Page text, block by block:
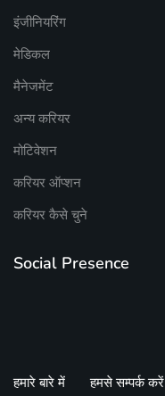
इंजीनियरिंग
मेडिकल
मैनेजमेंट
अन्य करियर
मोटिवेशन
करियर ऑप्शन
करियर कैसे चुने
Social Presence
हमारे बारे में हमसे सम्पर्क करें